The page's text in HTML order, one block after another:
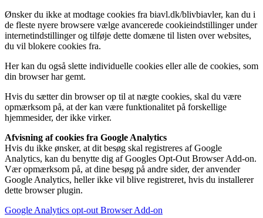
Ønsker du ikke at modtage cookies fra biavl.dk/blivbiavler, kan du i
de fleste nyere browsere vælge avancerede cookieindstillinger under
internetindstillinger og tilføje dette domæne til listen over websites,
du vil blokere cookies fra.
Her kan du også slette individuelle cookies eller alle de cookies, som
din browser har gemt.
Hvis du sætter din browser op til at nægte cookies, skal du være
opmærksom på, at der kan være funktionalitet på forskellige
hjemmesider, der ikke virker.
Afvisning af cookies fra Google Analytics
Hvis du ikke ønsker, at dit besøg skal registreres af Google
Analytics, kan du benytte dig af Googles Opt-Out Browser Add-on.
Vær opmærksom på, at dine besøg på andre sider, der anvender
Google Analytics, heller ikke vil blive registreret, hvis du installerer
dette browser plugin.
Google Analytics opt-out Browser Add-on